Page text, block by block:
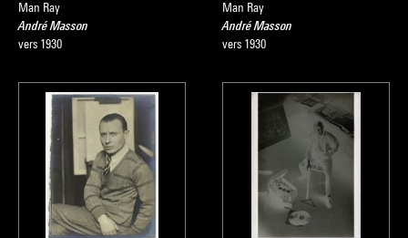
Man Ray
André Masson
vers 1930
Man Ray
André Masson
vers 1930